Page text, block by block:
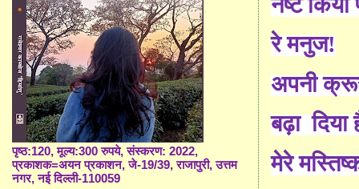
रे मनुज!
अपनी
बढ़ा दिया
मेरे
पृष्ठ:120, मूल्य:300 रुपये, संस्करण: 2022,
प्रकाशक=अयन प्रकाशन, जे-19/39, राजापुरी, उत्तम
नगर, नई दिल्ली-110059